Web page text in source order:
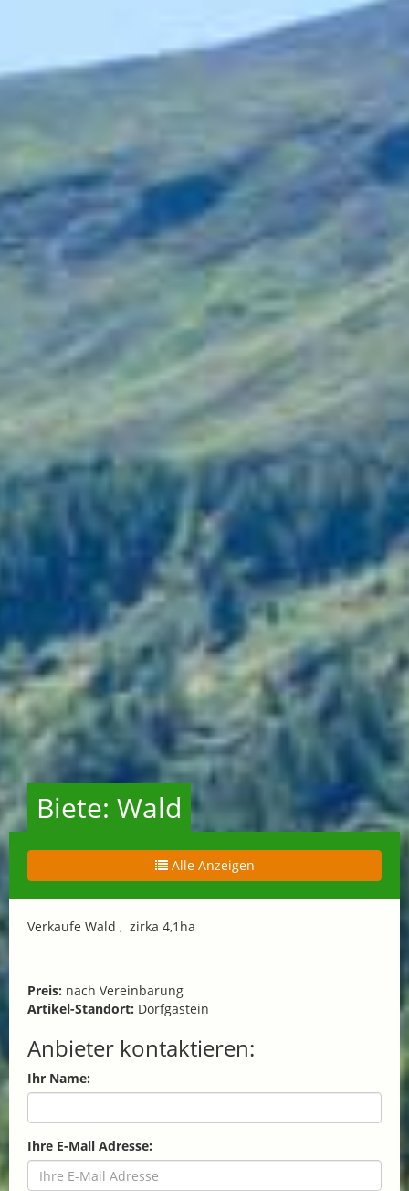
Biete: Wald
Alle Anzeigen
Verkaufe Wald , zirka 4,1ha
Preis: nach Vereinbarung
Artikel-Standort: Dorfgastein
Anbieter kontaktieren:
Ihr Name:
Ihre E-Mail Adresse: